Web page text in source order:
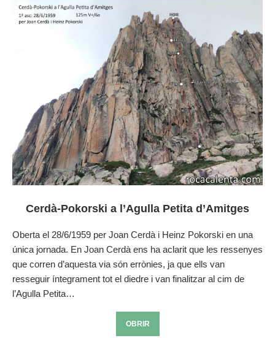
Cerdà-Pokorski a l’Agulla Petita d’Amitges
Oberta el 28/6/1959 per Joan Cerdà i Heinz Pokorski en una
única jornada. En Joan Cerdà ens ha aclarit que les ressenyes
que corren d’aquesta via són errònies, ja que ells van
resseguir íntegrament tot el diedre i van finalitzar al cim de
l’Agulla Petita…
OBRIR